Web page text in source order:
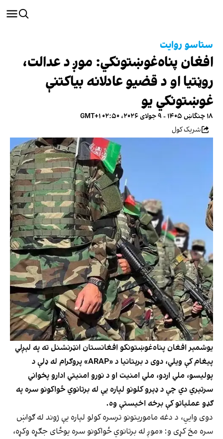
ستاسو روایت
افغان پناه‌غوښتونکي: موږ د عدالت،
روڼتیا او د قضیو عادلانه بیاکتنې
غوښتونکي یو
۱۸ چنگاښ ۱۴۰۵ - ۹ جولای ۲۰۲۶، ۰۲:۵۰ GMT+۱
شریک کول
یوشمېر افغان پناه‌غوښتونکو افغانستان انټرنشنل ته په لېږلي
پيغام کې ویلي، دوی د برېتانیا د «ARAP» پروګرام له ډلې د
پولیسو، ملي اردو، ملي امنیت او د نورو امنیتي ادارو پخواني
سرتېري دي چې د ډېرو کلونو لپاره یې له برتانوي ځواکونو سره په
ګډو عملیاتو کې برخه اخیستې وه.
دوی وایي، د دغه ماموریتونو ترسره کولو لپاره یې ژوند له ګواښ
سره مخ کړی و: «موږ له برتانوي ځواکونو سره یوځای جګړه وکړه،